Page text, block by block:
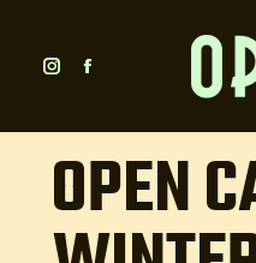
Instagram
in
new
window
Facebook
new
window
OPEN